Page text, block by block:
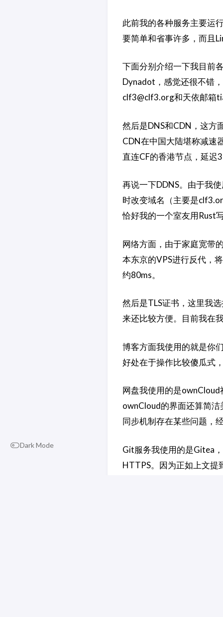
Dark Mode
此前我的各种服务主要运
要简单和省事许多，而且
下面分别介绍一下我目前
Dynadot，感觉还很不错
clf3@clf3.org和天依邮箱
然后是DNS和CDN，这方
CDN在中国大陆堪称减速
直连CF的香港节点，延迟
再说一下DDNS。由于我
时改变域名（主要是
恰好我的一个室友用Rust
网络方面，由于家庭宽带
本东京的VPS进行反代，
约80ms。
然后是TLS证书，这里我
来还比较方便。目前我在
博客方面我使用的就是你
好处在于操作比较傻瓜式
网盘我使用的是
ownCloud的界面还算简
同步机制存在某些问题，
Git服务我使用的是Gitea
HTTPS。因为正如上文提